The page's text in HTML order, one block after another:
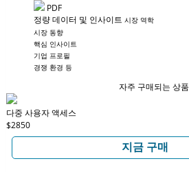
PDF
정량 데이터 및 인사이트 시장 역학
시장 동향
핵심 인사이트
기업 프로필
경쟁 환경 등
자주 구매되는 상품
다중 사용자 액세스
$2850
지금 구매